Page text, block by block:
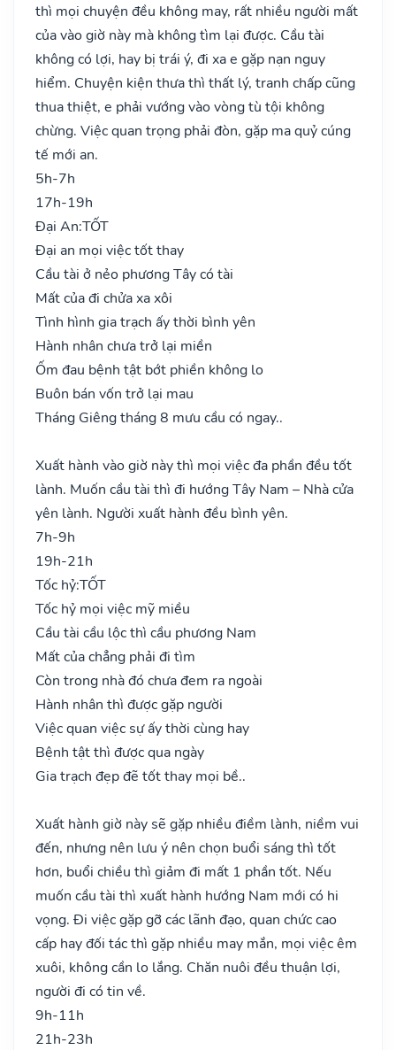
thì mọi chuyện đều không may, rất nhiều người mất
của vào giờ này mà không tìm lại được. Cầu tài
không có lợi, hay bị trái ý, đi xa e gặp nạn nguy
hiểm. Chuyện kiện thưa thì thất lý, tranh chấp cũng
thua thiệt, e phải vướng vào vòng tù tội không
chừng. Việc quan trọng phải đòn, gặp ma quỷ cúng
tế mới an.
5h-7h
17h-19h
Đại An:TỐT
Đại an mọi việc tốt thay
Cầu tài ở nẻo phương Tây có tài
Mất của đi chửa xa xôi
Tình hình gia trạch ấy thời bình yên
Hành nhân chưa trở lại miền
Ốm đau bệnh tật bớt phiền không lo
Buôn bán vốn trở lại mau
Tháng Giêng tháng 8 mưu cầu có ngay..
Xuất hành vào giờ này thì mọi việc đa phần đều tốt
lành. Muốn cầu tài thì đi hướng Tây Nam – Nhà cửa
yên lành. Người xuất hành đều bình yên.
7h-9h
19h-21h
Tốc hỷ:TỐT
Tốc hỷ mọi việc mỹ miều
Cầu tài cầu lộc thì cầu phương Nam
Mất của chẳng phải đi tìm
Còn trong nhà đó chưa đem ra ngoài
Hành nhân thì được gặp người
Việc quan việc sự ấy thời cùng hay
Bệnh tật thì được qua ngày
Gia trạch đẹp đẽ tốt thay mọi bề..
Xuất hành giờ này sẽ gặp nhiều điềm lành, niềm vui
đến, nhưng nên lưu ý nên chọn buổi sáng thì tốt
hơn, buổi chiều thì giảm đi mất 1 phần tốt. Nếu
muốn cầu tài thì xuất hành hướng Nam mới có hi
vọng. Đi việc gặp gỡ các lãnh đạo, quan chức cao
cấp hay đối tác thì gặp nhiều may mắn, mọi việc êm
xuôi, không cần lo lắng. Chăn nuôi đều thuận lợi,
người đi có tin về.
9h-11h
21h-23h